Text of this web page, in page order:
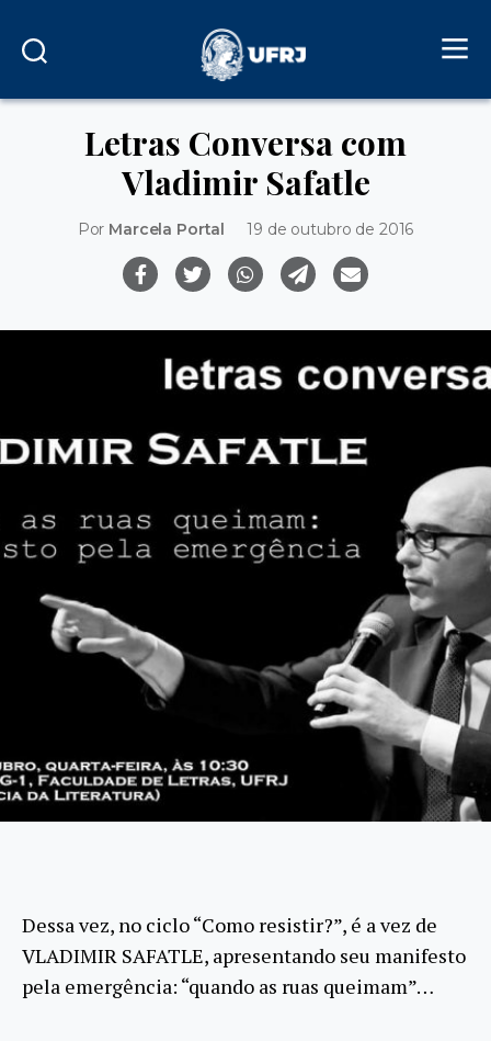
Letras Conversa com
Vladimir Safatle
Por Marcela Portal 19 de outubro de 2016
Dessa vez, no ciclo “Como resistir?”, é a vez de
VLADIMIR SAFATLE, apresentando seu manifesto
pela emergência: “quando as ruas queimam”…